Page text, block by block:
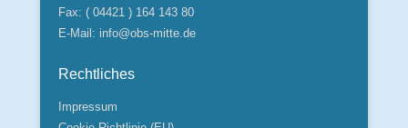
Fax: ( 04421 ) 164 143 80
E-Mail: info@obs-mitte.de
Rechtliches
Impressum